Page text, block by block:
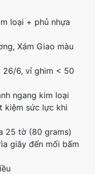
loại + phủ nhựa
Xám Giao màu
26/6, vỉ ghim < 50
ngang kim loại
kiệm sức lực khi
25 tờ (80 grams)
giây đến mối bấm